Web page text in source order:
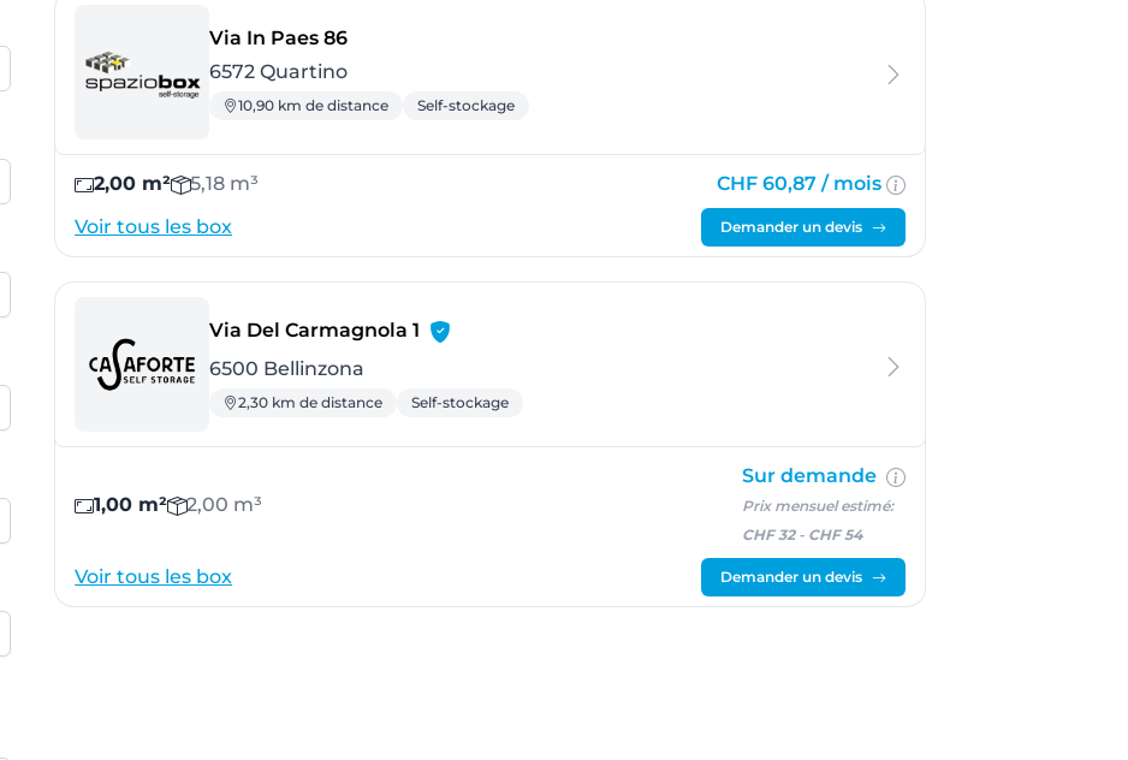
Via In Paes 86- Quartino
6572 Quartino
10,90 km de distance Self-stockage
2,00 m² 5,18 m³ CHF 60,87 / mois
Voir tous les box
Demander un devis
Via Del Carmagnola 1 - Bellinzona
6500 Bellinzona
2,30 km de distance Self-stockage
1,00 m² 2,00 m³
Sur demande
Prix mensuel estimé:
CHF 32- CHF 54
Voir tous les box Demander un devis